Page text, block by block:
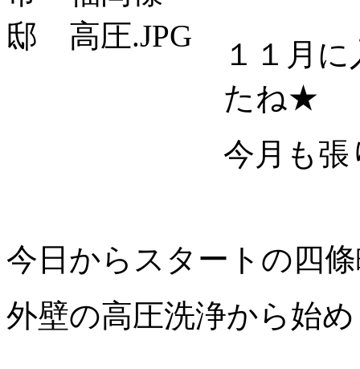
１１月
たね★
今月も
今日からスタートの四
外壁の高圧洗浄から始